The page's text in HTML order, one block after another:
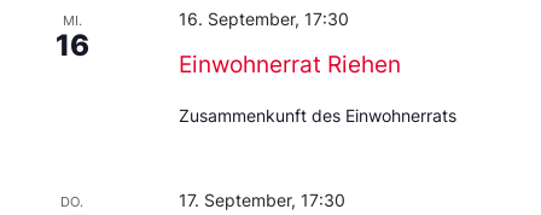
MI.
16
Einwohnerrat Riehen
16. September, 17:30
Zusammenkunft des Einwohnerrats
DO. 17. September, 17:30